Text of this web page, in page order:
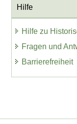
Hilfe
Hilfe zu
Fragen und
Barrierefreiheit